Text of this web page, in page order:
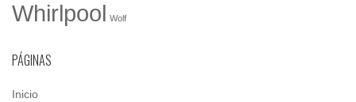
Whirlpool Wolf
PÁGINAS
Inicio